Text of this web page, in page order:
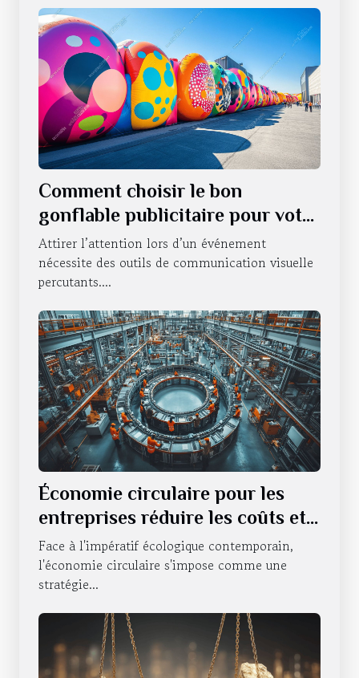
Comment choisir le bon
gonflable publicitaire pour votre
événement ?
Attirer l’attention lors d’un événement
nécessite des outils de communication visuelle
percutants....
Économie circulaire pour les
entreprises réduire les coûts et
l'impact environnemental
Face à l'impératif écologique contemporain,
l'économie circulaire s'impose comme une
stratégie...